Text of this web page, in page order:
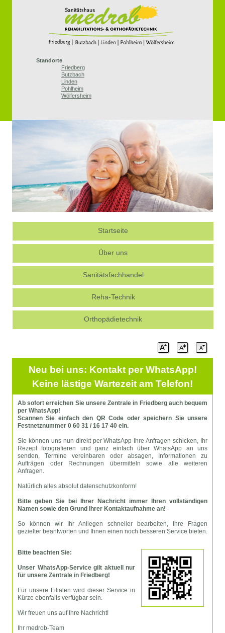
Standorte
Friedberg
Butzbach
Linden
Pohlheim
Wölfersheim
Startseite
Über uns
Sanitätsfachhandel
Reha-Technik
Orthopädietechnik
Neu bei uns: Kontakt per WhatsApp!
Keine lästige Wartezeit am Telefon!
Ab sofort erreichen Sie unsere Zentrale in Friedberg auch bequem
per WhatsApp!
Scannen Sie einfach den QR Code oder speichern Sie unsere
Festnetznummer 0 60 31 / 16 17 40 ein.
Sie können uns nun direkt per WhatsApp Ihre Anfragen schicken, Ihr
Rezept fotografieren und ganz einfach über WhatsApp an uns
senden, Termine vereinbaren oder absagen, Informationen zu
Aufträgen oder Rechnungen übermitteln sowie alle weiteren
Anfragen.
Natürlich alles absolut datenschutzkonform!
Bitte geben Sie bei Ihrer Nachricht immer Ihren vollständigen
Namen sowie den Grund Ihrer Kontaktaufnahme an!
So können wir Ihr Anliegen schneller bearbeiten, Ihre Fragen
gezielter beantworten und Ihnen einen noch besseren Service bieten.
Bitte beachten Sie:
Unser WhatsApp-Service gilt aktuell nur
für unsere Zentrale in Friedberg!
Für unsere Filialen wird dieser Service in
Kürze ebenfalls verfügbar sein.
Wir freuen uns auf Ihre Nachricht!
Ihr medrob-Team